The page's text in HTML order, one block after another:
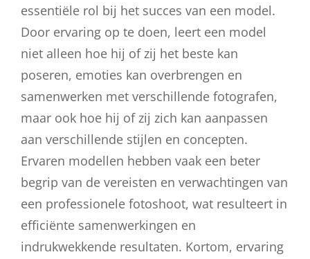
essentiële rol bij het succes van een model.
Door ervaring op te doen, leert een model
niet alleen hoe hij of zij het beste kan
poseren, emoties kan overbrengen en
samenwerken met verschillende fotografen,
maar ook hoe hij of zij zich kan aanpassen
aan verschillende stijlen en concepten.
Ervaren modellen hebben vaak een beter
begrip van de vereisten en verwachtingen van
een professionele fotoshoot, wat resulteert in
efficiënte samenwerkingen en
indrukwekkende resultaten. Kortom, ervaring